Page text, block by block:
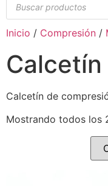
Inicio / Compresión /
Calcetín de
Mostrando todos los